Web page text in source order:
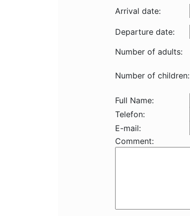
Arrival date:
Departure date:
Number of adults:
Number of children:
Full Name:
Telefon:
E-mail:
Comment: